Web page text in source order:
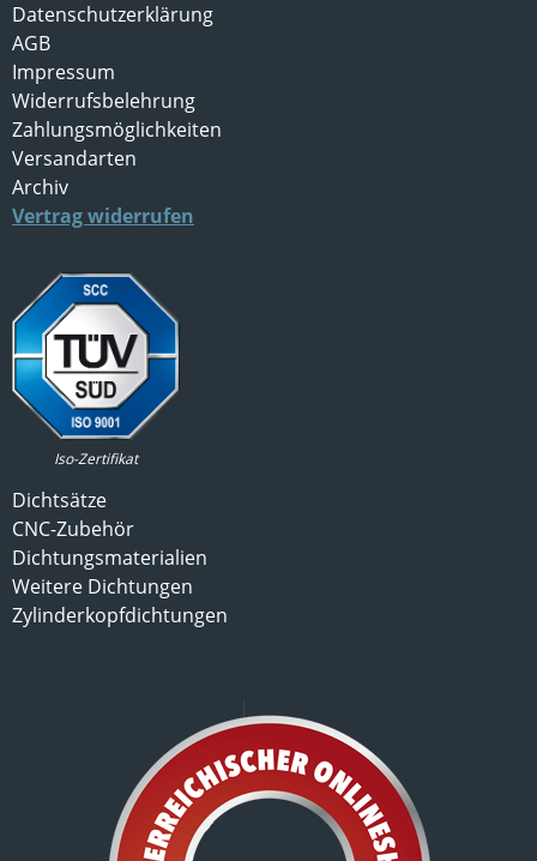
Datenschutzerklärung
AGB
Impressum
Widerrufsbelehrung
Zahlungsmöglichkeiten
Versandarten
Archiv
Vertrag widerrufen
Iso-Zertifikat
Dichtsätze
CNC-Zubehör
Dichtungsmaterialien
Weitere Dichtungen
Zylinderkopfdichtungen